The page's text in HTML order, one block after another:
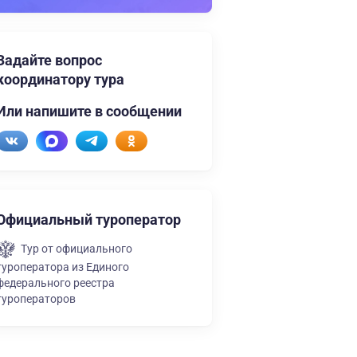
вопрос
тура
напишите в сообщении
туроператор
Тур от официального
из Единого
реестра